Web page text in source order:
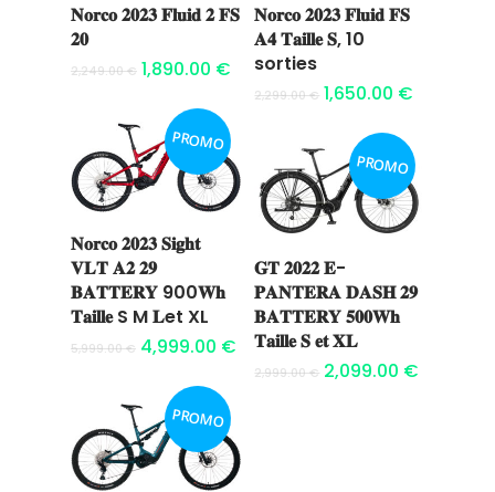
Ajouter au
panier
𝐍𝐨𝐫𝐜𝐨 𝟐𝟎𝟐𝟑 𝐅𝐥𝐮𝐢𝐝 𝟐 𝐅𝐒
𝟐𝟎
2,249.00€ 1,890.00 €
Ajouter au
panier
𝐍𝐨𝐫𝐜𝐨 𝟐𝟎𝟐𝟑 𝐅𝐥𝐮𝐢𝐝 𝐅𝐒
𝐀𝟒 𝐓𝐚𝐢𝐥𝐥𝐞 𝐒, 10
sorties
2,299.00€ 1,650.00 €
PROMO
Ajouter au
panier
𝐍𝐨𝐫𝐜𝐨 𝟐𝟎𝟐𝟑 𝐒𝐢𝐠𝐡𝐭
𝐕𝐋𝐓 𝐀𝟐 𝟐𝟗
𝐁𝐀𝐓𝐓𝐄𝐑𝐘 900𝐖𝐡
𝐓𝐚𝐢𝐥𝐥𝐞 S M 𝐋et XL
5,999.00€ 4,999.00 €
PROMO
Ajouter au
panier
𝐆𝐓 𝟐𝟎𝟐𝟐 𝐄-
𝐏𝐀𝐍𝐓𝐄𝐑𝐀 𝐃𝐀𝐒𝐇 𝟐𝟗
𝐁𝐀𝐓𝐓𝐄𝐑𝐘 𝟓𝟎𝟎𝐖𝐡
𝐓𝐚𝐢𝐥𝐥𝐞 𝐒 𝐞𝐭 𝐗𝐋
2,999.00€ 2,099.00 €
PROMO